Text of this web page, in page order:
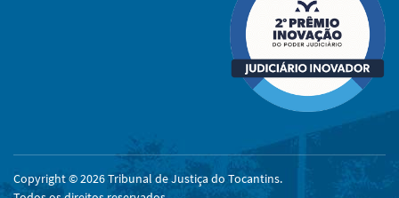
Copyright © 2026 Tribunal de Justiça do Tocantins.